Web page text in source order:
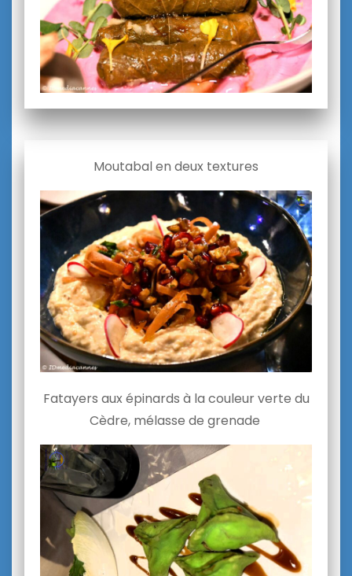
Moutabal en deux textures
Fatayers aux épinards à la couleur verte du
Cèdre, mélasse de grenade